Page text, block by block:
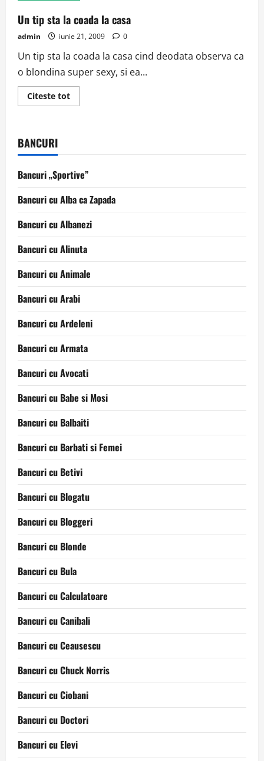
Un tip sta la coada la casa
admin iunie 21, 2009 0
Un tip sta la coada la casa cind deodata observa ca
o blondina super sexy, si ea...
Citeste totRead
more
coada
casa
BANCURI
Bancuri „Sportive”
Bancuri cu Alba ca Zapada
Bancuri cu Albanezi
Bancuri cu Alinuta
Bancuri cu Animale
Bancuri cu Arabi
Bancuri cu Ardeleni
Bancuri cu Armata
Bancuri cu Avocati
Bancuri cu Babe si Mosi
Bancuri cu Balbaiti
Bancuri cu Barbati si Femei
Bancuri cu Betivi
Bancuri cu Blogatu
Bancuri cu Bloggeri
Bancuri cu Blonde
Bancuri cu Bula
Bancuri cu Calculatoare
Bancuri cu Canibali
Bancuri cu Ceausescu
Bancuri cu Chuck Norris
Bancuri cu Ciobani
Bancuri cu Doctori
Bancuri cu Elevi